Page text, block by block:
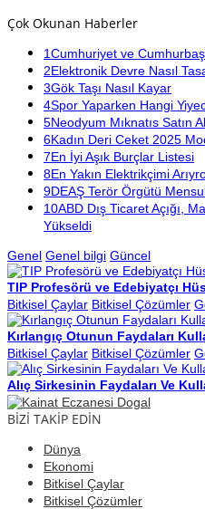
Çok Okunan Haberler
1Cumhuriyet ve
2Elektronik Devre Nasıl
3Gök Taşı Nasıl Kayar
4Spor Yaparken Hangi
5Neodyum Mıknatıs Satın
6Kadın Deri Ceket 2025
7En İyi Aşık Burçlar Listesi
8En Yakın Elektrikçimi
9DEAŞ Terör Örgütü
10ABD Dış Ticaret Açığı,
Yükseldi
Genel Genel bilgi Güncel
TIP Profesörü ve Edebiyatçı
Bitkisel Çaylar Bitkisel Çözümler
Kırlangıç Otunun Faydaları
Bitkisel Çaylar Bitkisel Çözümler
Alıç Sirkesinin Faydaları Ve
BİZİ TAKİP EDİN
Dünya
Ekonomi
Bitkisel Çaylar
Bitkisel Çözümler